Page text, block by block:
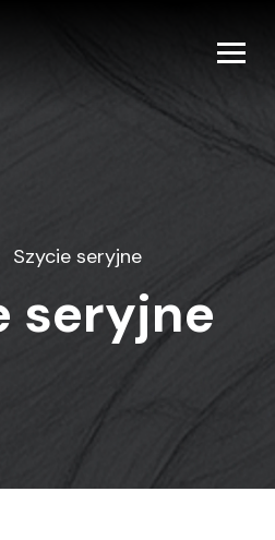
Szycie seryjne
seryjne